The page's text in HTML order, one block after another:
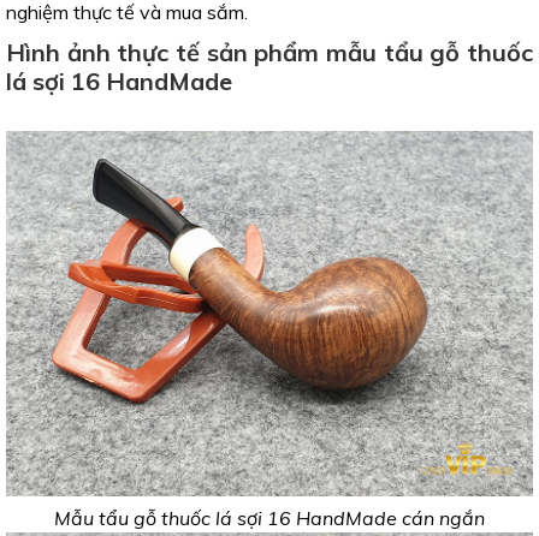
nghiệm thực tế và mua sắm.
Hình ảnh thực tế sản phẩm mẫu tẩu gỗ thuốc
lá sợi 16 HandMade
Mẫu tẩu gỗ thuốc lá sợi 16 HandMade cán ngắn